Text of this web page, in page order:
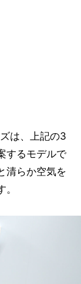
は、上記の3
するモデルで
清らか空気を